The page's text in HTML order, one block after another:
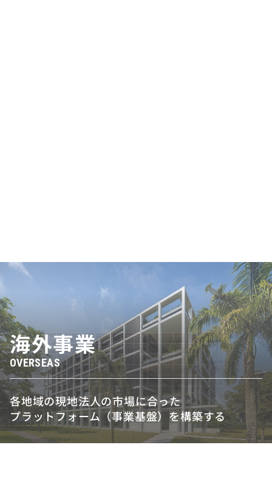
海外事業
OVERSEAS
各地域の現地法人の市場に合った
プラットフォーム（事業基盤）を構築する
海外事業
OVERSEAS
各地域の現地法人の市場に合った
プラットフォーム（事業基盤）を構築する
海外事業
OVERSEAS
各地域の現地法人の市場に合った
プラットフォーム（事業基盤）を構築する